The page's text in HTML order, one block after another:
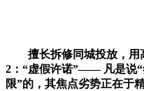
擅长拆修同城投放，用
2：“虚假许诺”—— 凡是说“
限”的，其焦点劣势正在于